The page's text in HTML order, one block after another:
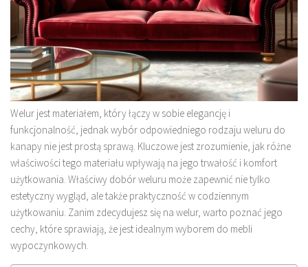
Welur jest materiałem, który łączy w sobie elegancję i
funkcjonalność, jednak wybór odpowiedniego rodzaju weluru do
kanapy nie jest prostą sprawą. Kluczowe jest zrozumienie, jak różne
właściwości tego materiału wpływają na jego trwałość i komfort
użytkowania. Właściwy dobór weluru może zapewnić nie tylko
estetyczny wygląd, ale także praktyczność w codziennym
użytkowaniu. Zanim zdecydujesz się na welur, warto poznać jego
cechy, które sprawiają, że jest idealnym wyborem do mebli
wypoczynkowych.